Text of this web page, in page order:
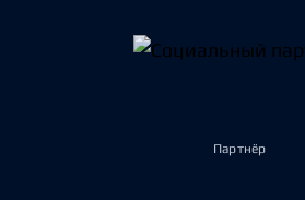
Партнёр